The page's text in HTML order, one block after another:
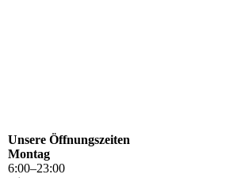
Unsere Öffnungszeiten
Montag
6:00–23:00